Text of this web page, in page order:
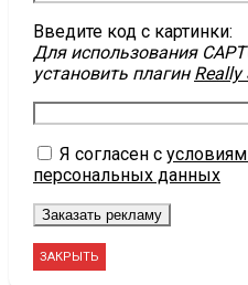
Введите код с картинки:
Для использования
установить плагин Really
Я согласен с
персональных данных
ЗАКРЫТЬ